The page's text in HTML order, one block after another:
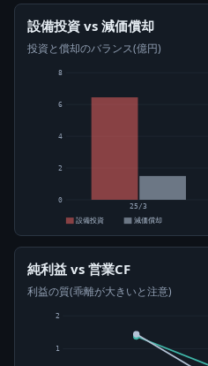
設備投資 vs 減価償却
投資と償却のバランス(億円)
0
2
4
6
8
25/3
設備投資
減価償却
純利益 vs 営業CF
利益の質(乖離が大きいと注意)
1
2